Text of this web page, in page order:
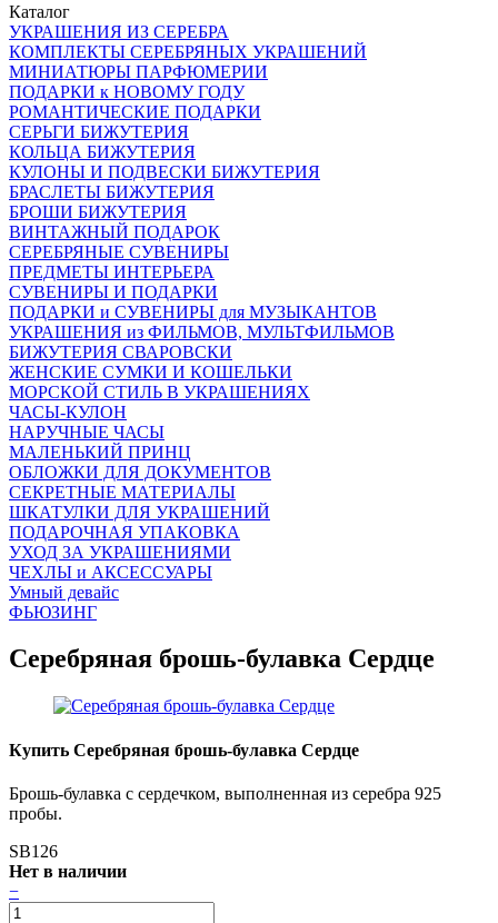
Каталог
УКРАШЕНИЯ ИЗ СЕРЕБРА
КОМПЛЕКТЫ СЕРЕБРЯНЫХ УКРАШЕНИЙ
МИНИАТЮРЫ ПАРФЮМЕРИИ
ПОДАРКИ к НОВОМУ ГОДУ
РОМАНТИЧЕСКИЕ ПОДАРКИ
СЕРЬГИ БИЖУТЕРИЯ
КОЛЬЦА БИЖУТЕРИЯ
КУЛОНЫ И ПОДВЕСКИ БИЖУТЕРИЯ
БРАСЛЕТЫ БИЖУТЕРИЯ
БРОШИ БИЖУТЕРИЯ
ВИНТАЖНЫЙ ПОДАРОК
СЕРЕБРЯНЫЕ СУВЕНИРЫ
ПРЕДМЕТЫ ИНТЕРЬЕРА
СУВЕНИРЫ И ПОДАРКИ
ПОДАРКИ и СУВЕНИРЫ для МУЗЫКАНТОВ
УКРАШЕНИЯ из ФИЛЬМОВ, МУЛЬТФИЛЬМОВ
БИЖУТЕРИЯ СВАРОВСКИ
ЖЕНСКИЕ СУМКИ И КОШЕЛЬКИ
МОРСКОЙ СТИЛЬ В УКРАШЕНИЯХ
ЧАСЫ-КУЛОН
НАРУЧНЫЕ ЧАСЫ
МАЛЕНЬКИЙ ПРИНЦ
ОБЛОЖКИ ДЛЯ ДОКУМЕНТОВ
СЕКРЕТНЫЕ МАТЕРИАЛЫ
ШКАТУЛКИ ДЛЯ УКРАШЕНИЙ
ПОДАРОЧНАЯ УПАКОВКА
УХОД ЗА УКРАШЕНИЯМИ
ЧEХЛЫ и АКСЕССУАРЫ
Умный девайс
ФЬЮЗИНГ
Серебряная брошь-булавка Сердце
Купить Серебряная брошь-булавка Сердце
Брошь-булавка с сердечком, выполненная из серебра 925
пробы.
SB126
Нет в наличии
−